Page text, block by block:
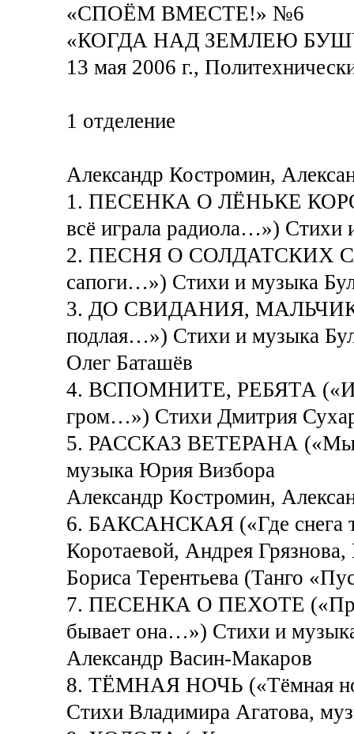
«СПОЁМ ВМЕСТЕ!» №6
«КОГДА НАД ЗЕМЛЕЮ
13 мая 2006 г.,
1 отделение
Александр Костромин,
1. ПЕСЕНКА О ЛЁНЬКЕ
всё играла радиола…») Стихи
2. ПЕСНЯ О СОЛДАТСКИХ
сапоги…») Стихи и музыка
3. ДО СВИДАНИЯ, МАЛЬЧИКИ
подлая…») Стихи и музыка
Олег Баташёв
4. ВСПОМНИТЕ, РЕБЯТА («И
гром…») Стихи Дмитрия
5. РАССКАЗ ВЕТЕРАНА («Мы
музыка Юрия Визбора
Александр Костромин,
6. БАКСАНСКАЯ («Где снега
Коротаевой, Андрея
Бориса Терентьева (Танго
7. ПЕСЕНКА О ПЕХОТЕ
бывает она…») Стихи и
Александр Васин-Макаров
8. ТЁМНАЯ НОЧЬ («Тёмная
Стихи Владимира Агатова,